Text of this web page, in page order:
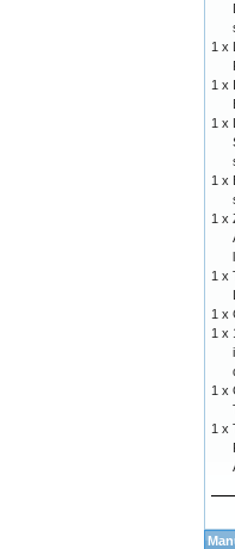
1 x
1 x
1 x
1 x
1 x
1 x
1 x
1 x
1 x
1 x